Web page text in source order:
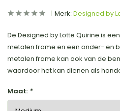
Merk: Designed by
De Designed by Lotte Quirine is
metalen frame en een onder- en
metalen frame kan ook van de
waardoor het kan dienen als
Maat: *